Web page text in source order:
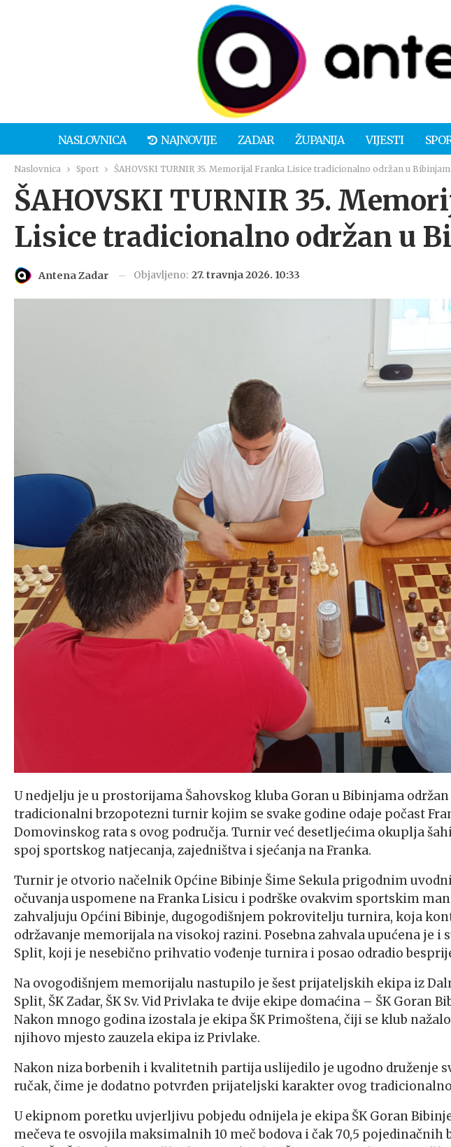
NASLOVNICA NAJNOVIJE ZADAR ŽUPANIJA VIJESTI
Naslovnica Sport ŠAHOVSKI TURNIR 35. Memorijal Franka Lisice tradicionalno održan u
ŠAHOVSKI TURNIR 35.
Lisice tradicionalno održan u
Antena Zadar Objavljeno: 27. travnja 2026. 10:33
U nedjelju je u prostorijama Šahovskog kluba Goran u Bibinjama
tradicionalni brzopotezni turnir kojim se svake godine odaje počast
Domovinskog rata s ovog područja. Turnir već desetljećima okuplja
spoj sportskog natjecanja, zajedništva i sjećanja na Franka.
Turnir je otvorio načelnik Općine Bibinje Šime Sekula prigodnim
očuvanja uspomene na Franka Lisicu i podrške ovakvim sportskim
zahvaljuju Općini Bibinje, dugogodišnjem pokrovitelju turnira, koja
održavanje memorijala na visokoj razini. Posebna zahvala upućena je i
Split, koji je nesebično prihvatio vođenje turnira i posao odradio
Na ovogodišnjem memorijalu nastupilo je šest prijateljskih ekipa iz
Split, ŠK Zadar, ŠK Sv. Vid Privlaka te dvije ekipe domaćina – ŠK Goran
Nakon mnogo godina izostala je ekipa ŠK Primoštena, čiji se klub
njihovo mjesto zauzela ekipa iz Privlake.
Nakon niza borbenih i kvalitetnih partija uslijedilo je ugodno druženje
ručak, čime je dodatno potvrđen prijateljski karakter ovog
U ekipnom poretku uvjerljivu pobjedu odnijela je ekipa ŠK Goran
mečeva te osvojila maksimalnih 10 meč bodova i čak 70,5